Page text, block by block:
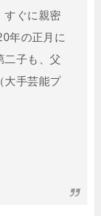
すぐに親密
年の正月に
二子も、父
大手芸能プ